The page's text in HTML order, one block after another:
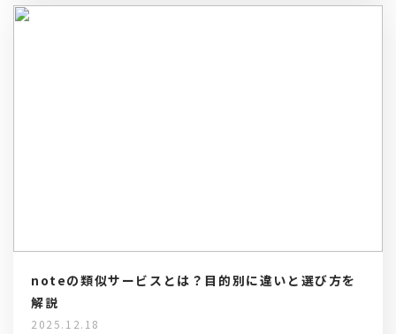
noteの類似サービスとは？目的別に違いと選び方を
解説
2025.12.18